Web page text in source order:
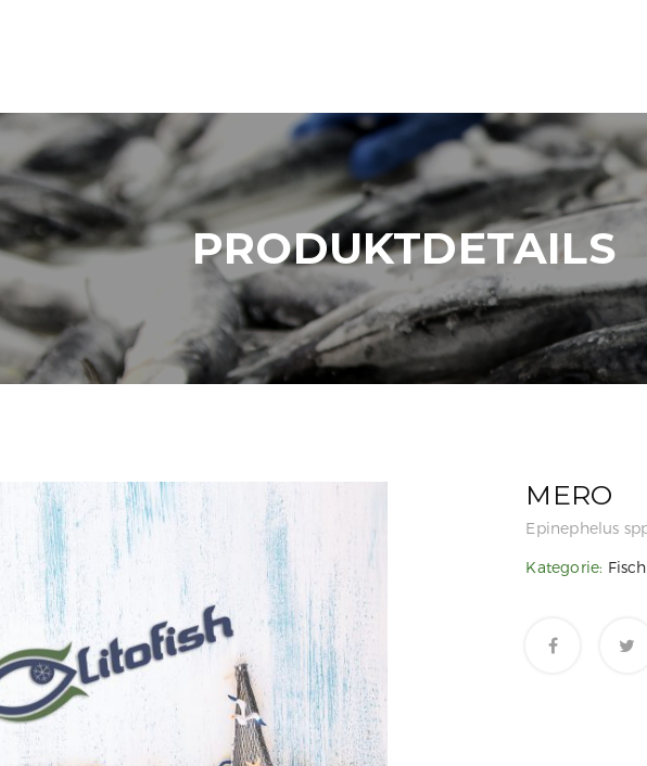
PRODUKTDETAILS
MERO
Epinephelus
Kategorie: Fisch